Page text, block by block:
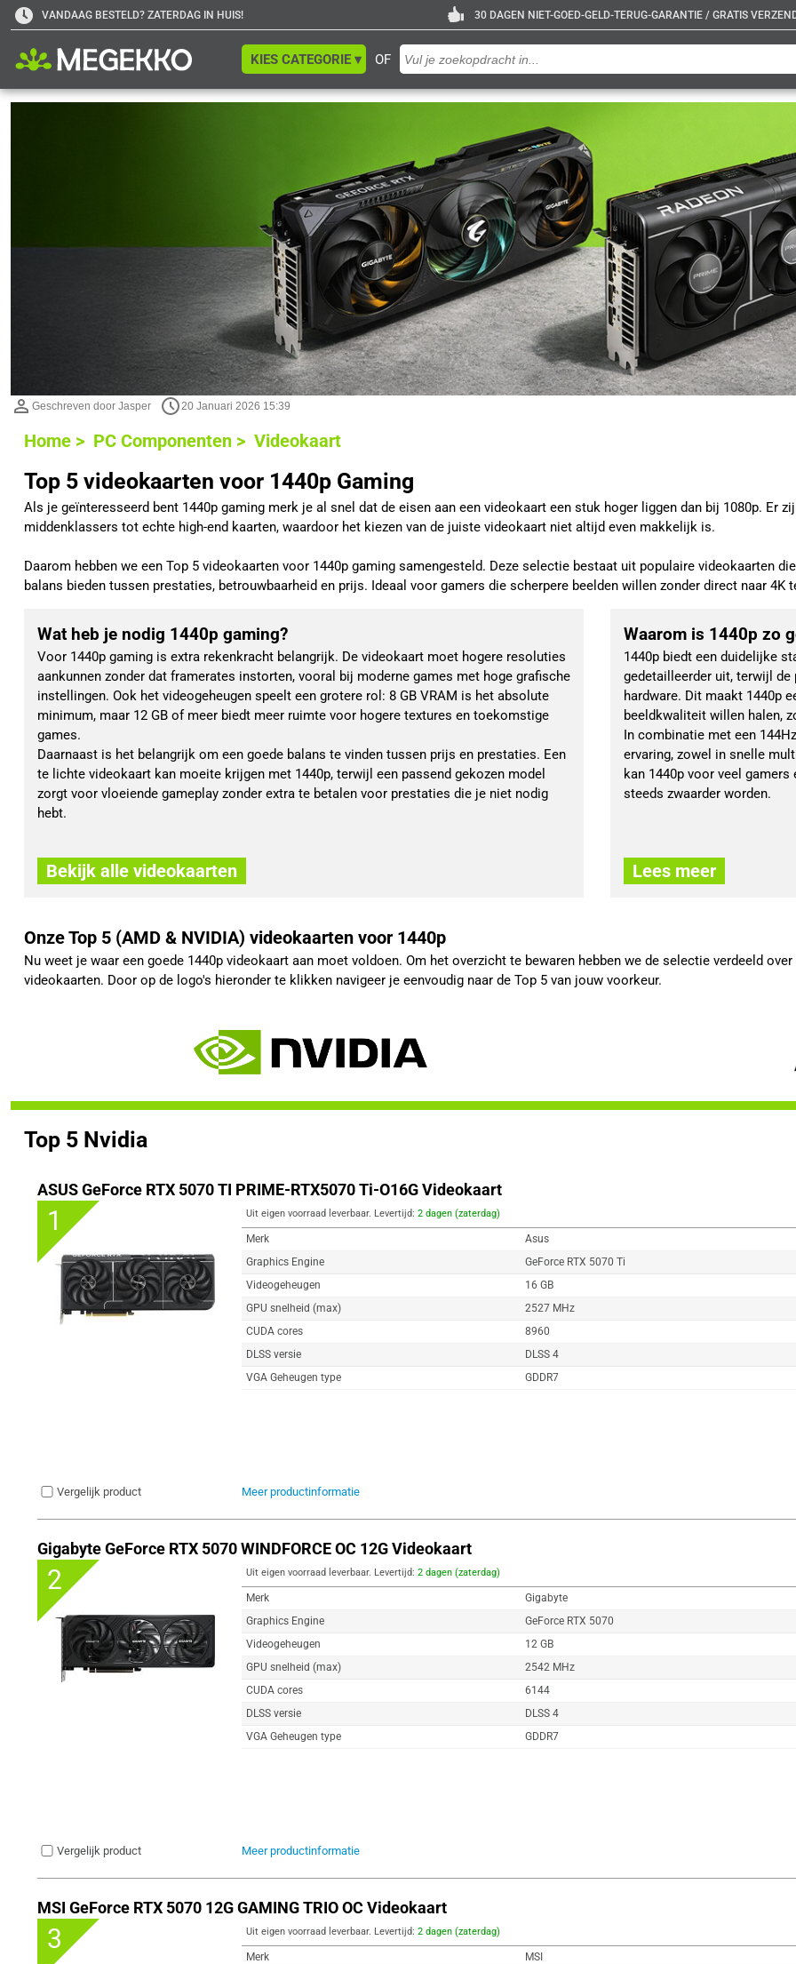
VANDAAG BESTELD? ZATERDAG IN HUIS! 30 DAGEN NIET-GOED-GELD-TERUG-GARANTIE / GRATIS
OF
KIES CATEGORIE ▾
Geschreven door Jasper 20 Januari 2026 15:39
Home > PC Componenten > Videokaart
Top 5 videokaarten voor 1440p Gaming
Als je geïnteresseerd bent 1440p gaming merk je al snel dat de eisen aan een videokaart een stuk hoger liggen dan bij 1080p. Er
middenklassers tot echte high-end kaarten, waardoor het kiezen van de juiste videokaart niet altijd even makkelijk is.
Daarom hebben we een Top 5 videokaarten voor 1440p gaming samengesteld. Deze selectie bestaat uit populaire videokaarten
balans bieden tussen prestaties, betrouwbaarheid en prijs. Ideaal voor gamers die scherpere beelden willen zonder direct naar 4K
Wat heb je nodig 1440p gaming?
Voor 1440p gaming is extra rekenkracht belangrijk. De videokaart moet hogere resoluties
aankunnen zonder dat framerates instorten, vooral bij moderne games met hoge grafische
instellingen. Ook het videogeheugen speelt een grotere rol: 8 GB VRAM is het absolute
minimum, maar 12 GB of meer biedt meer ruimte voor hogere textures en toekomstige
games.
Daarnaast is het belangrijk om een goede balans te vinden tussen prijs en prestaties. Een
te lichte videokaart kan moeite krijgen met 1440p, terwijl een passend gekozen model
zorgt voor vloeiende gameplay zonder extra te betalen voor prestaties die je niet nodig
hebt.
Waarom is 1440p zo
1440p biedt een duidelijke
gedetailleerder uit, terwijl
hardware. Dit maakt 1440p
beeldkwaliteit willen halen,
In combinatie met een
ervaring, zowel in snelle
kan 1440p voor veel
steeds zwaarder worden.
Bekijk alle videokaarten Lees meer
Onze Top 5 (AMD & NVIDIA) videokaarten voor 1440p
Nu weet je waar een goede 1440p videokaart aan moet voldoen. Om het overzicht te bewaren hebben we de selectie verdeeld
videokaarten. Door op de logo's hieronder te klikken navigeer je eenvoudig naar de Top 5 van jouw voorkeur.
Top 5 Nvidia
ASUS GeForce RTX 5070 TI PRIME-RTX5070 Ti-O16G Videokaart
1 Uit eigen voorraad leverbaar. Levertijd: 2 dagen (zaterdag)
Merk
Asus
Graphics Engine
GeForce RTX 5070 Ti
Videogeheugen
16 GB
GPU snelheid (max)
2527 MHz
CUDA cores
8960
DLSS versie
DLSS 4
VGA Geheugen type
GDDR7
Vergelijk product Meer productinformatie
Gigabyte GeForce RTX 5070 WINDFORCE OC 12G Videokaart
2 Uit eigen voorraad leverbaar. Levertijd: 2 dagen (zaterdag)
Merk
Gigabyte
Graphics Engine
GeForce RTX 5070
Videogeheugen
12 GB
GPU snelheid (max)
2542 MHz
CUDA cores
6144
DLSS versie
DLSS 4
VGA Geheugen type
GDDR7
Vergelijk product Meer productinformatie
MSI GeForce RTX 5070 12G GAMING TRIO OC Videokaart
3 Uit eigen voorraad leverbaar. Levertijd: 2 dagen (zaterdag)
Merk
MSI